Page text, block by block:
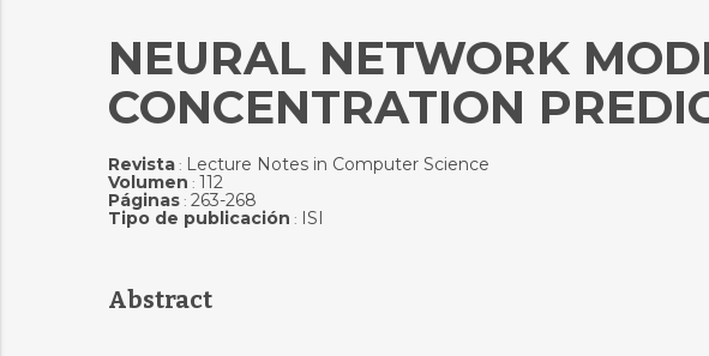
NEURAL NETWORK
CONCENTRATION
Revista: Lecture Notes in Computer Science
Volumen : 112
Páginas: 263-268
Tipo de publicación : ISI
Abstract